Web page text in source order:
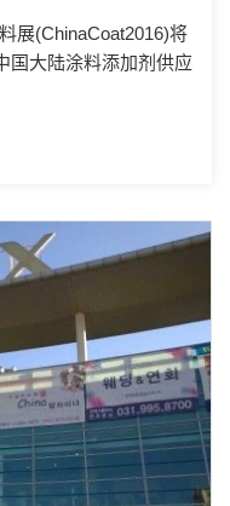
展(ChinaCoat2016)将
国大陆涂料添加剂供应